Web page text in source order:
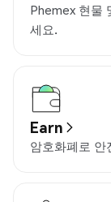
Phemex 현물
세요.
Earn
암호화폐로 안